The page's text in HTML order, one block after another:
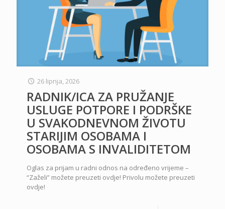
26 lipnja, 2026
RADNIK/ICA ZA PRUŽANJE
USLUGE POTPORE I PODRŠKE
U SVAKODNEVNOM ŽIVOTU
STARIJIM OSOBAMA I
OSOBAMA S INVALIDITETOM
Oglas za prijam u radni odnos na određeno vrijeme –
“Zaželi” možete preuzeti ovdje! Privolu možete preuzeti
ovdje!